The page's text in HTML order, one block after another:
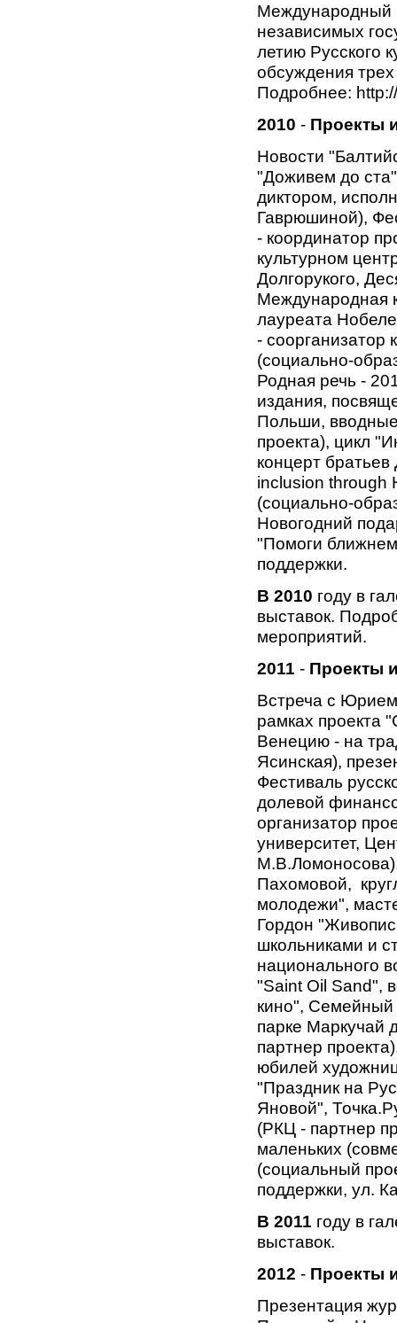
Международный
независимых
летию Русского
обсуждения
Подробнее:
2010 - Проекты
Новости
"Доживем до
диктором,
Гаврюшиной),
- координатор
культурном
Долгорукого,
Международная
лауреата
- соорганизатор
(социально-
Родная речь -
издания,
Польши,
проекта), цикл
концерт
inclusion through
(социально-
Новогодний
"Помоги
поддержки.
В 2010 году в
выставок.
мероприятий.
2011 - Проекты
Встреча с
рамках проекта
Венецию - на
Ясинская),
Фестиваль
долевой
организатор
университет,
Пахомовой,
молодежи",
Гордон
школьниками и
национального
"Saint Oil Sand",
кино", Семейный
парке Маркучай
партнер
юбилей
"Праздник на
Яновой",
(РКЦ - партнер
маленьких
(социальный
поддержки, ул.
В 2011 году в
выставок.
2012 - Проекты
Презентация